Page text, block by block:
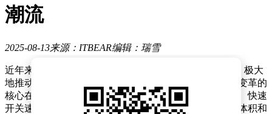
潮流
2025-08-13来源：ITBEAR编辑：瑞雪
近年来，高压氮化镓在消费级USB-PD快充领域的引入，极大
地推动了充电器体积的小型化，深受消费者喜爱。这一变革的
核心在于氮化镓材料的卓越性能：高击穿场强、低导阻、快速
开关速度以及高结温特性，使得氮化镓充电器在效率、体积和